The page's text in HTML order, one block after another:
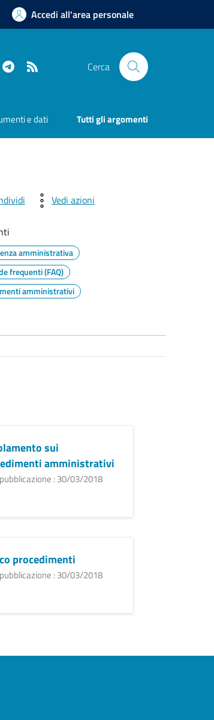
Accedi all'area personale
Telegram Cerca
e dati Tutti gli argomenti
Vedi azioni
amministrativa
frequenti (FAQ)
amministrativi
sui
amministrativi
: 30/03/2018
procedimenti
: 30/03/2018